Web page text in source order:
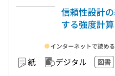
信頼性設計
する強度計算
紙 デジタル 図書
インターネットで読める